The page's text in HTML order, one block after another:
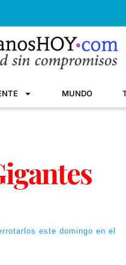
MUNDO
este domingo en el